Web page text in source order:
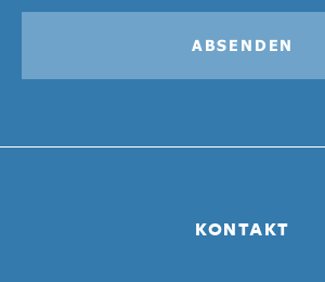
KONTAKT
ABSENDEN